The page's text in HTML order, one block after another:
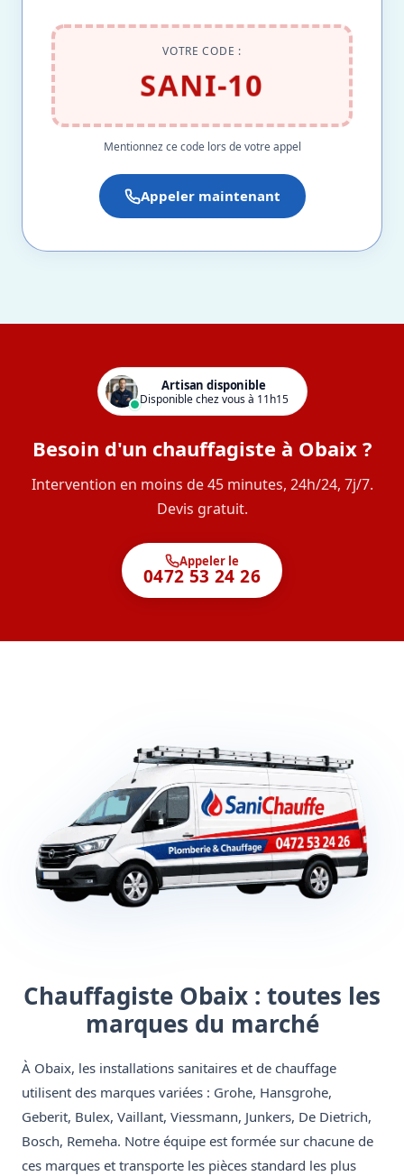
VOTRE CODE :
SANI-10
Mentionnez ce code lors de votre appel
Appeler maintenant
Artisan disponible
Disponible chez vous à 11h15
Besoin d'un chauffagiste à Obaix ?
Intervention en moins de 45 minutes, 24h/24, 7j/7.
Devis gratuit.
Appeler le
0472 53 24 26
Chauffagiste Obaix : toutes les
marques du marché
À Obaix, les installations sanitaires et de chauffage
utilisent des marques variées : Grohe, Hansgrohe,
Geberit, Bulex, Vaillant, Viessmann, Junkers, De Dietrich,
Bosch, Remeha. Notre équipe est formée sur chacune de
ces marques et transporte les pièces standard les plus